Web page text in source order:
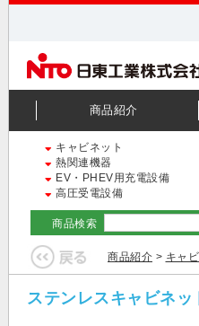
商品紹介
キャビネット
熱関連機器
EV・PHEV用充電設備
高圧受電設備
商品検索
商品紹介 > キャ
ステンレスキャビネッ